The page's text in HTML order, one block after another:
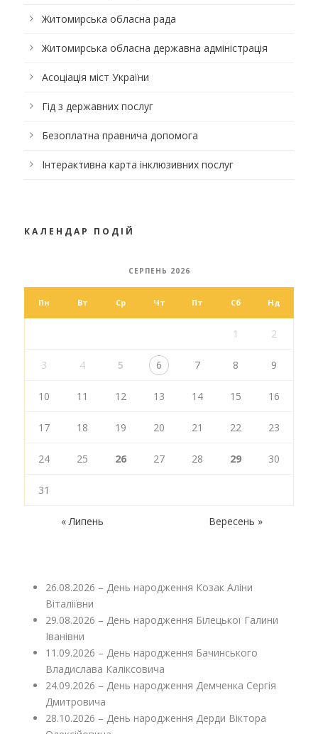
Житомирська обласна рада
Житомирська обласна державна адміністрація
Асоціація міст України
Гід з державних послуг
Безоплатна правнича допомога
Інтерактивна карта інклюзивних послуг
КАЛЕНДАР ПОДІЙ
СЕРПЕНЬ 2026
Пн Вт Ср Чт Пт Сб Нд
1 2
3 4 5 6 7 8 9
10 11 12 13 14 15 16
17 18 19 20 21 22 23
24 25 26 27 28 29 30
31
« Липень Вересень »
26.08.2026 – День народження Козак Аліни
Віталіївни
29.08.2026 – День народження Білецької Галини
Іванівни
11.09.2026 – День народження Бачинського
Владислава Каліксовича
24.09.2026 – День народження Демченка Сергія
Дмитровича
28.10.2026 – День народження Дерди Віктора